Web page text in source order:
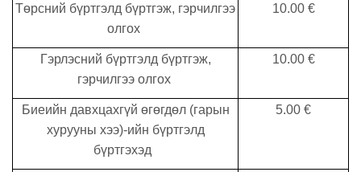
Төрсний бүртгэлд бүртгэж, гэрчилгээ
олгох
10.00 €
Гэрлэсний бүртгэлд бүртгэж,
гэрчилгээ олгох
10.00 €
Биеийн давхцахгүй өгөгдөл (гарын
хурууны хээ)-ийн бүртгэлд
бүртгэхэд
5.00 €